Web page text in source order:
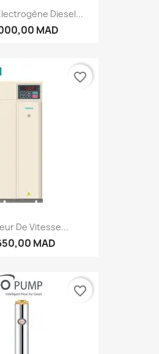
Diesel...
MAD
De Vitesse...
MAD
favorite_border
favorite_border